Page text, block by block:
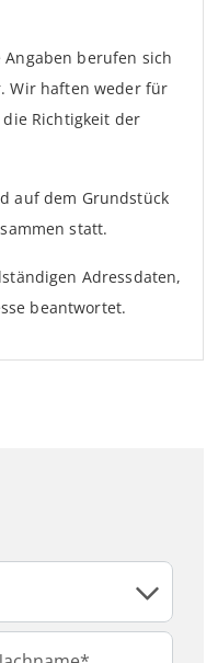
Angaben berufen sich
Wir haften weder für
die Richtigkeit der
auf dem Grundstück
statt.
Adressdaten,
beantwortet.